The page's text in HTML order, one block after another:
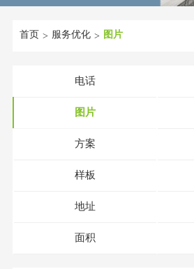
首页 > 服务优化 > 图片
电话
图片
方案
样板
地址
面积